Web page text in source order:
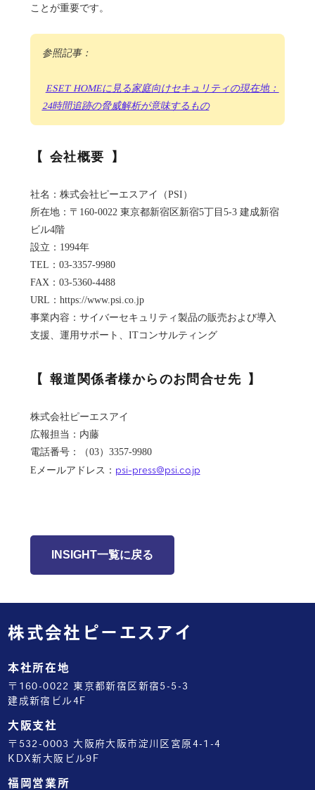
ことが重要です。
参照記事：
ESET HOMEに見る家庭向けセキュリティの現在地：
24時間追跡の脅威解析が意味するもの
会社概要
社名：株式会社ピーエスアイ（PSI）
所在地：〒160-0022 東京都新宿区新宿5丁目5-3 建成新宿
ビル4階
設立：1994年
TEL：03-3357-9980
FAX：03-5360-4488
URL：https://www.psi.co.jp
事業内容：サイバーセキュリティ製品の販売および導入
支援、運用サポート、ITコンサルティング
報道関係者様からのお問合せ先
株式会社ピーエスアイ
広報担当：内藤
電話番号：（03）3357-9980
Eメールアドレス： psi-press@psi.co.jp
INSIGHT一覧に戻る
株式会社ピーエスアイ
本社所在地
〒160-0022 東京都新宿区新宿5-5-3
建成新宿ビル4F
大阪支社
〒532-0003 大阪府大阪市淀川区宮原4-1-4
KDX新大阪ビル9F
福岡営業所